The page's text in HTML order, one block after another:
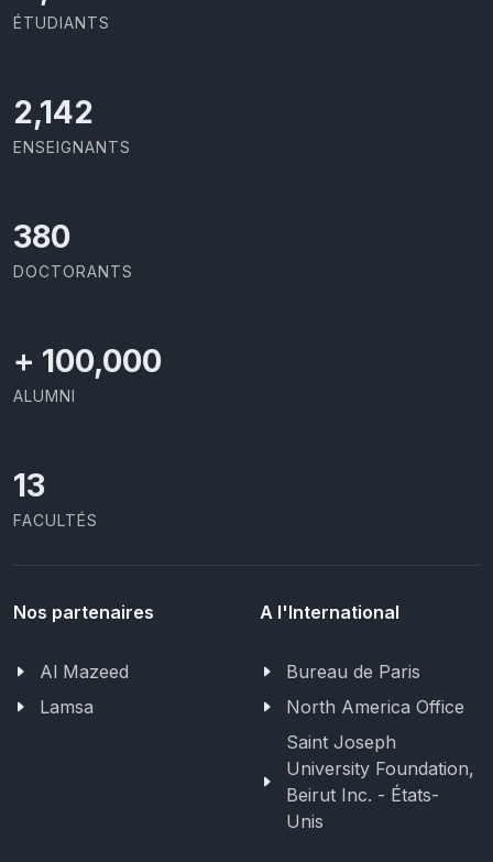
ÉTUDIANTS
2,142
ENSEIGNANTS
403
DOCTORANTS
+ 100,000
ALUMNI
13
FACULTÉS
Nos partenaires
Al Mazeed
Lamsa
A l'International
Bureau de Paris
North America Office
Saint Joseph
University Foundation,
Beirut Inc. - États-
Unis